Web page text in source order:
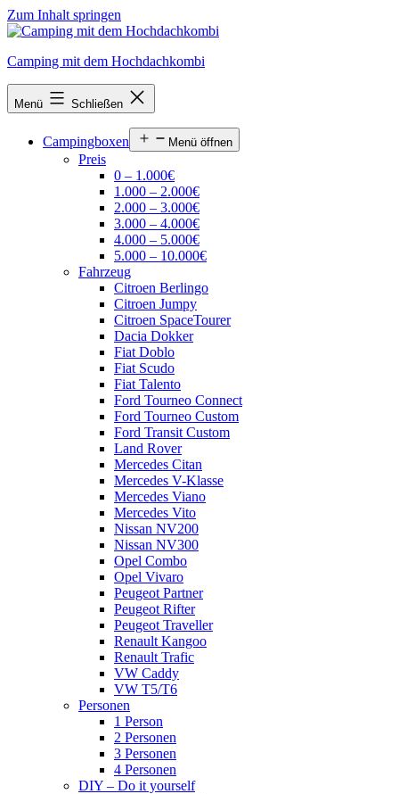
Zum Inhalt springen
Camping mit dem Hochdachkombi
Menü Schließen
Campingboxen Menü öffnen
Preis
0 – 1.000€
1.000 – 2.000€
2.000 – 3.000€
3.000 – 4.000€
4.000 – 5.000€
5.000 – 10.000€
Fahrzeug
Citroen Berlingo
Citroen Jumpy
Citroen SpaceTourer
Dacia Dokker
Fiat Doblo
Fiat Scudo
Fiat Talento
Ford Tourneo Connect
Ford Tourneo Custom
Ford Transit Custom
Land Rover
Mercedes Citan
Mercedes V-Klasse
Mercedes Viano
Mercedes Vito
Nissan NV200
Nissan NV300
Opel Combo
Opel Vivaro
Peugeot Partner
Peugeot Rifter
Peugeot Traveller
Renault Kangoo
Renault Trafic
VW Caddy
VW T5/T6
Personen
1 Person
2 Personen
3 Personen
4 Personen
DIY – Do it yourself